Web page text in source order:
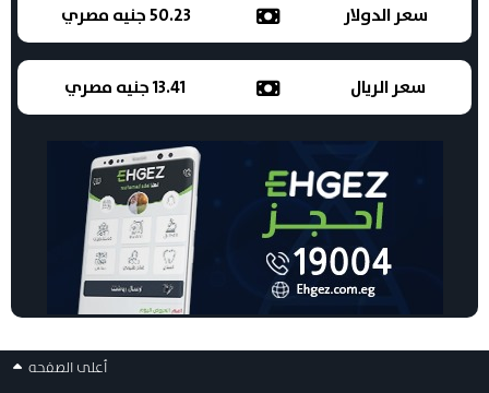
سعر الدولار 50.23 جنيه مصري
سعر الريال 13.41 جنيه مصري
أعلى الصفحه